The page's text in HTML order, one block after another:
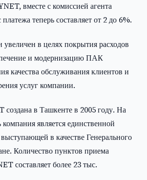
вместе с комиссией агента
теперь составляет от 2 до 6%.
в целях покрытия расходов
и модернизацию ПАК
качества обслуживания клиентов и
услуг компании.
создана в Ташкенте в 2005 году. На
является единственной
в качестве Генерального
Количество пунктов приема
составляет более 23 тыс.